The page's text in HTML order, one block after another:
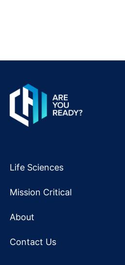
Life Sciences
Mission Critical
About
Contact Us